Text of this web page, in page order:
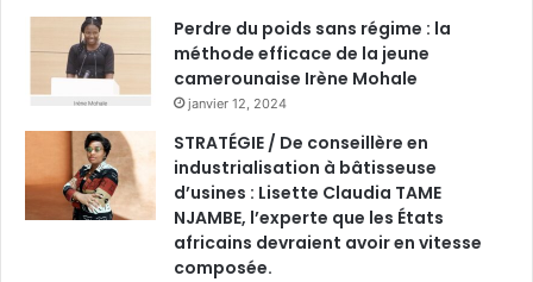
Perdre du poids sans régime : la
méthode efficace de la jeune
camerounaise Irène Mohale
janvier 12, 2024
STRATÉGIE / De conseillère en
industrialisation à bâtisseuse
d’usines : Lisette Claudia TAME
NJAMBE, l’experte que les États
africains devraient avoir en vitesse
composée.